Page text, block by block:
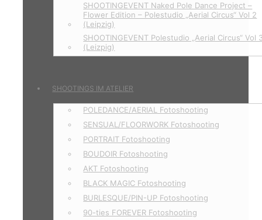
SHOOTINGEVENT Naked Pole Dance Project –
Flower Edition – Polestudio „Aerial Circus“ Vol 2
(Leipzig)
SHOOTINGEVENT Polestudio „Aerial Circus“ Vol
(Leizpig)
SHOOTINGS IM ATELIER
POLEDANCE/AERIAL Fotoshooting
SENSUAL/FLOORWORK Fotoshooting
PORTRAIT Fotoshooting
BOUDOIR Fotoshooting
AKT Fotoshooting
BLACK MAGIC Fotoshooting
BURLESQUE/PIN-UP Fotoshooting
90-ties FOREVER Fotoshooting